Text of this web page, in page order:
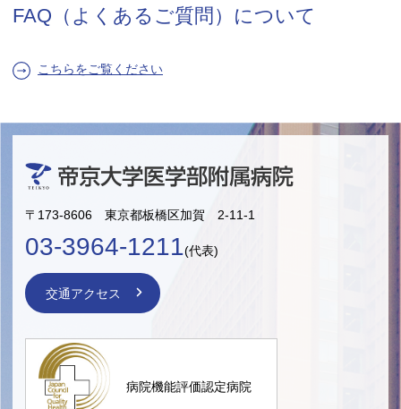
FAQ（よくあるご質問）について
こちらをご覧ください
〒173-8606 東京都板橋区加賀 2-11-1
03-3964-1211(代表)
交通アクセス
病院機能評価認定病院